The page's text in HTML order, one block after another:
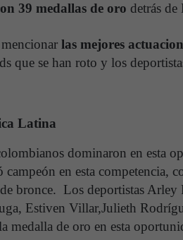
39 medallas de oro detrás de
las mejores
que se han roto y los
Latina
dominaron en esta
en esta competencia,
bronce. Los deportistas
Estiven Villar,Julieth
medalla de oro en esta